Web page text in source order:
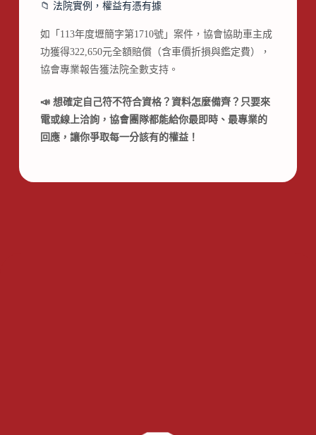
📁 法院實例，權益有憑有據
如「113年度壢簡字第1710號」案件，協會協助車主成
功獲得322,650元全額賠償（含車價折損與鑑定費），
協會專業報告獲法院全數支持。
📣 想確定自己符不符合資格？資料怎麼備齊？只要來
電或線上洽詢，協會團隊都能給你最即時、最專業的
回應，讓你爭取每一分該有的權益！